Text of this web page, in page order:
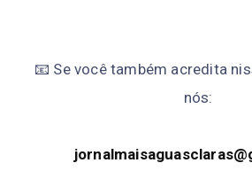
📧 Se você também acredita
nós: